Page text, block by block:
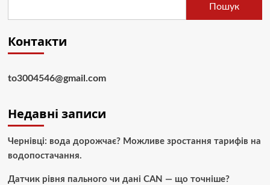
Пошук
Контакти
to3004546@gmail.com
Недавні записи
Чернівці: вода дорожчає? Можливе зростання тарифів на
водопостачання.
Датчик рівня пального чи дані CAN — що точніше?